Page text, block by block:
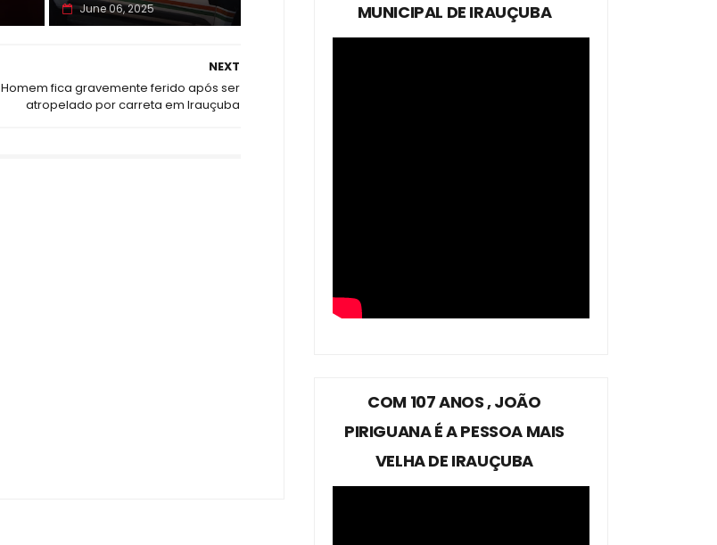
June 06, 2025
NEXT
Homem fica gravemente ferido após ser
atropelado por carreta em Irauçuba
MUNICIPAL DE IRAUÇUBA
COM 107 ANOS , JOÃO
PIRIGUANA É A PESSOA MAIS
VELHA DE IRAUÇUBA